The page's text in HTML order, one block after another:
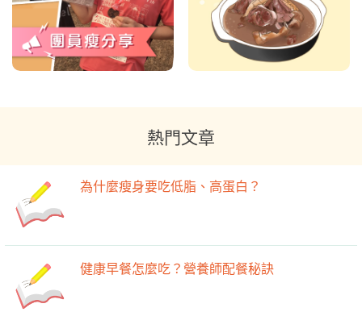
熱門文章
為什麼瘦身要吃低脂、高蛋白？
健康早餐怎麼吃？營養師配餐秘訣